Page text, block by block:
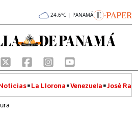
24.6°C | PANAMÁ
La Llorona Venezuela José